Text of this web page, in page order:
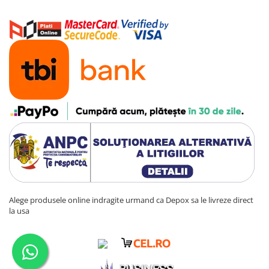
Alege produsele online indragite urmand ca Depox sa le livreze direct
la usa